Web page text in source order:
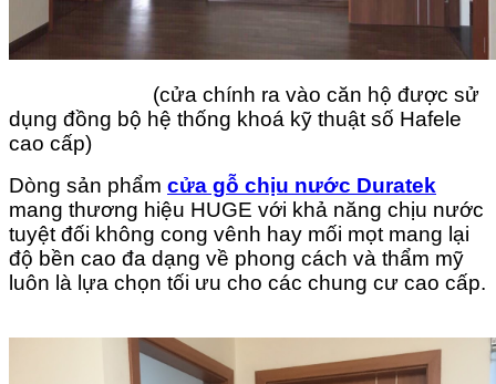
(cửa chính ra vào căn hộ được sử
dụng đồng bộ hệ thống khoá kỹ thuật số Hafele
cao cấp)
Dòng sản phẩm cửa gỗ chịu nước Duratek
mang thương hiệu HUGE với khả năng chịu nước
tuyệt đối không cong vênh hay mối mọt mang lại
độ bền cao đa dạng về phong cách và thẩm mỹ
luôn là lựa chọn tối ưu cho các chung cư cao cấp.